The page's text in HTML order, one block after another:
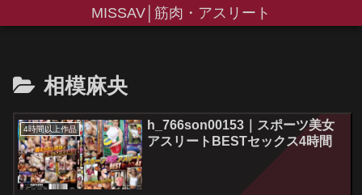
MISSAV│筋肉・アスリート
相模麻央
4時間以上作品
h_766son00153｜スポーツ美女
アスリートBESTセックス4時間